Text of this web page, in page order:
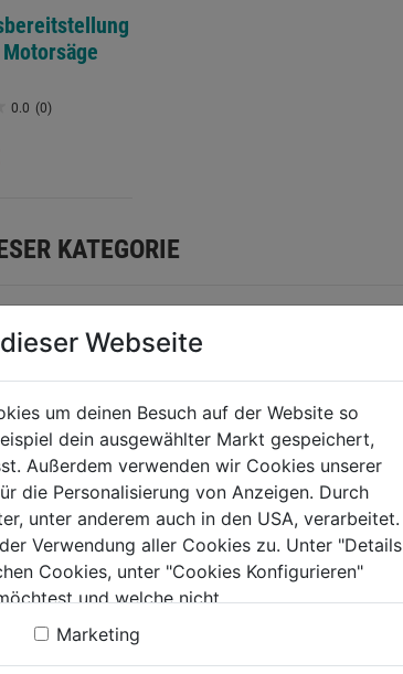
0.0 (0)
KATEGORIE
f.
Zweitaktmotorenöl
1:50 1l Dosierflasche
Webseite
um deinen Besuch auf der Website so
dein ausgewählter Markt gespeichert,
Außerdem verwenden wir Cookies unserer
die Personalisierung von Anzeigen. Durch
unter anderem auch in den USA, verarbeitet.
Verwendung aller Cookies zu. Unter "Details
Cookies, unter "Cookies Konfigurieren"
und welche nicht.
Marketing